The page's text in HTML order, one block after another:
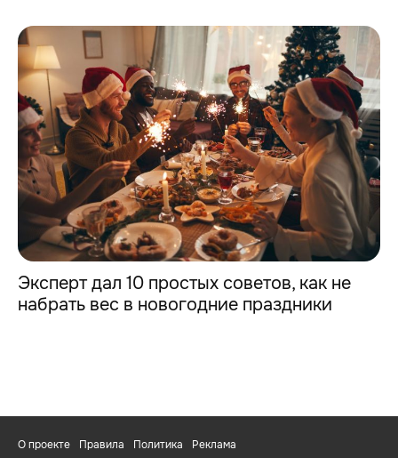
Эксперт дал 10 простых советов, как не
набрать вес в новогодние праздники
О проекте Правила Политика Реклама